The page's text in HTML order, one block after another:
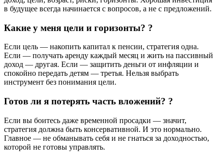
в будущее всегда начинается с вопросов, а не с предложений.
Какие у меня цели и горизонты? ?
Если цель — накопить капитал к пенсии, стратегия одна.
Если — получать аренду каждый месяц и жить на пассивный
доход — другая. Если — защитить деньги от инфляции и
спокойно передать детям — третья. Нельзя выбрать
инструмент без понимания цели.
Готов ли я потерять часть вложений? ?
Если вы боитесь даже временной просадки — значит,
стратегия должна быть консервативной. И это нормально.
Главное — не обманывать себя и не гнаться за доходностью,
которой не готовы управлять.